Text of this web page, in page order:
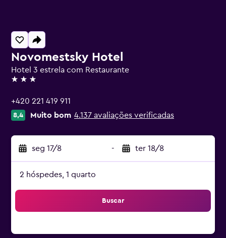
Novomestsky Hotel
Hotel 3 estrela com Restaurante
3 estrelas
+420 221 419 911
8,4 Muito bom 4.137 avaliações verificadas
seg 17/8 - ter 18/8
2 hóspedes, 1 quarto
Buscar